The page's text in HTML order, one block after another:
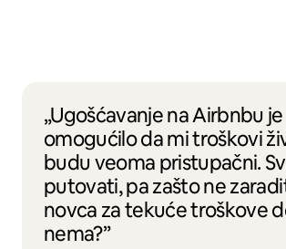
„Ugošćavanje na Airbnbu je
omogućilo da mi troškovi
budu veoma pristupačni.
putovati, pa zašto ne
novca za tekuće troškove
nema?”